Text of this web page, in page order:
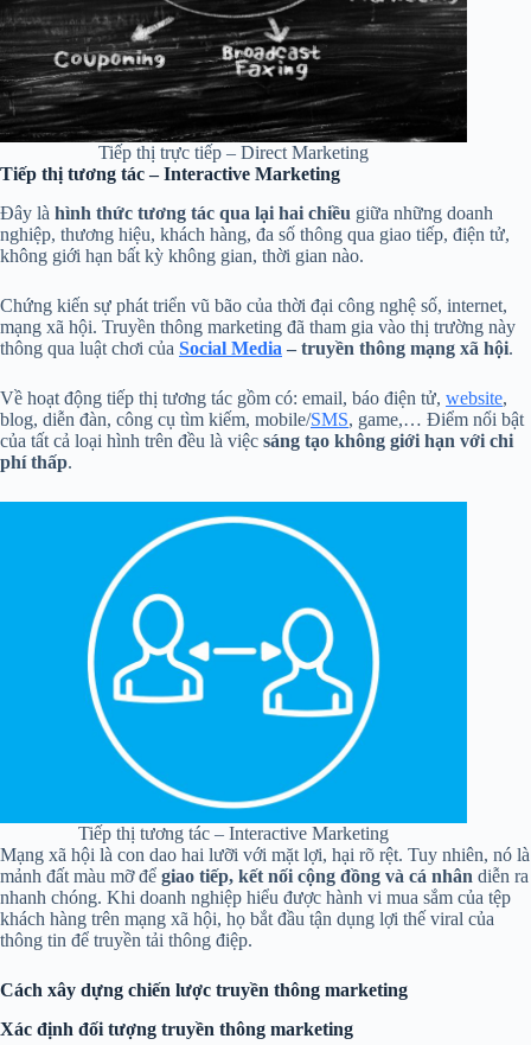
Tiếp thị trực tiếp – Direct Marketing
Tiếp thị tương tác – Interactive Marketing
Đây là hình thức tương tác qua lại hai chiều giữa những doanh
nghiệp, thương hiệu, khách hàng, đa số thông qua giao tiếp, điện tử,
không giới hạn bất kỳ không gian, thời gian nào.
Chứng kiến sự phát triển vũ bão của thời đại công nghệ số, internet,
mạng xã hội. Truyền thông marketing đã tham gia vào thị trường này
thông qua luật chơi của Social Media – truyền thông mạng xã hội.
Về hoạt động tiếp thị tương tác gồm có: email, báo điện tử, website,
blog, diễn đàn, công cụ tìm kiếm, mobile/SMS, game,… Điểm nổi bật
của tất cả loại hình trên đều là việc sáng tạo không giới hạn với chi
phí thấp.
Tiếp thị tương tác – Interactive Marketing
Mạng xã hội là con dao hai lưỡi với mặt lợi, hại rõ rệt. Tuy nhiên, nó là
mảnh đất màu mỡ để giao tiếp, kết nối cộng đồng và cá nhân diễn ra
nhanh chóng. Khi doanh nghiệp hiểu được hành vi mua sắm của tệp
khách hàng trên mạng xã hội, họ bắt đầu tận dụng lợi thế viral của
thông tin để truyền tải thông điệp.
Cách xây dựng chiến lược truyền thông marketing
Xác định đối tượng truyền thông marketing